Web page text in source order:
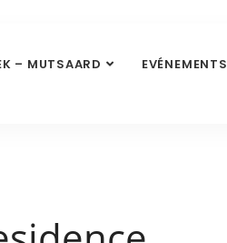
– MUTSAARD EVÉNEMENTS